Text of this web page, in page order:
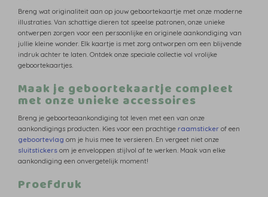
Breng wat originaliteit aan op jouw geboortekaartje met onze moderne
illustraties. Van schattige dieren tot speelse patronen, onze unieke
ontwerpen zorgen voor een persoonlijke en originele aankondiging van
jullie kleine wonder. Elk kaartje is met zorg ontworpen om een blijvende
indruk achter te laten. Ontdek onze speciale collectie vol vrolijke
geboortekaartjes.
Maak je geboortekaartje compleet
met onze unieke accessoires
Breng je geboorteaankondiging tot leven met een van onze
aankondigings producten. Kies voor een prachtige raamsticker of een
geboortevlag om je huis mee te versieren. En vergeet niet onze
sluitstickers om je enveloppen stijlvol af te werken. Maak van elke
aankondiging een onvergetelijk moment!
Proefdruk